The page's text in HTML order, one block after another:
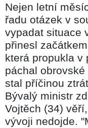
Nejen letní
řadu otázek v
vypadat situace
přinesl
která propukla v
páchal
stal příčinou
Bývalý ministr
Vojtěch (34)
vývoji nedojde.